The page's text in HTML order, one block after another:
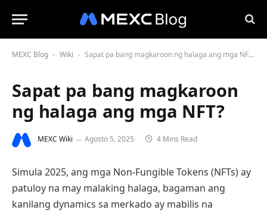
MEXC Blog - Wiki - Sapat pa bang magkaroon ng halaga ang mga NFT?
Sapat pa bang magkaroon
ng halaga ang mga NFT?
MEXC Wiki Agosto 5, 2025 4 Mins Read
Simula 2025, ang mga Non-Fungible Tokens (NFTs) ay
patuloy na may malaking halaga, bagaman ang
kanilang dynamics sa merkado ay mabilis na